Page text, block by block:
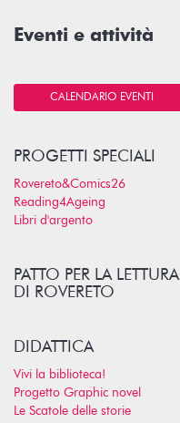
Eventi e attività
CALENDARIO EVENTI
PROGETTI SPECIALI
Rovereto&Comics26
Reading4Ageing
Libri d'argento
PATTO PER LA LETTURA
DI ROVERETO
DIDATTICA
Vivi la biblioteca!
Progetto Graphic novel
Le Scatole delle storie